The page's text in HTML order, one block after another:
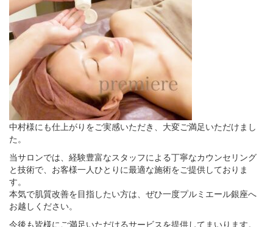
中村様にも仕上がりをご実感いただき、大変ご満足いただけまし
た。
当サロンでは、経験豊富なスタッフによる丁寧なカウンセリング
と技術で、お客様一人ひとりに最適な施術をご提供しておりま
す。
本気で肌質改善を目指したい方は、ぜひ一度プルミエール銀座へ
お越しください。
今後も皆様にご満足いただけるサービスを提供してまいります。